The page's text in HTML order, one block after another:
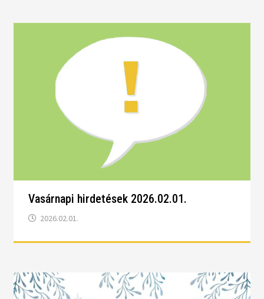
Vasárnapi hirdetések 2026.02.01.
2026.02.01.